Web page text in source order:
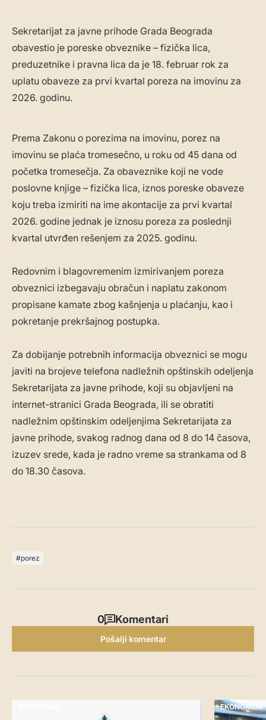
Sekretarijat za javne prihode Grada Beograda
obavestio je poreske obveznike – fizička lica,
preduzetnike i pravna lica da je 18. februar rok za
uplatu obaveze za prvi kvartal poreza na imovinu za
2026. godinu.
Prema Zakonu o porezima na imovinu, porez na
imovinu se plaća tromesečno, u roku od 45 dana od
početka tromesečja. Za obaveznike koji ne vode
poslovne knjige – fizička lica, iznos poreske obaveze
koju treba izmiriti na ime akontacije za prvi kvartal
2026. godine jednak je iznosu poreza za poslednji
kvartal utvrđen rešenjem za 2025. godinu.
Redovnim i blagovremenim izmirivanjem poreza
obveznici izbegavaju obračun i naplatu zakonom
propisane kamate zbog kašnjenja u plaćanju, kao i
pokretanje prekršajnog postupka.
Za dobijanje potrebnih informacija obveznici se mogu
javiti na brojeve telefona nadležnih opštinskih odeljenja
Sekretarijata za javne prihode, koji su objavljeni na
internet-stranici Grada Beograda, ili se obratiti
nadležnim opštinskim odeljenjima Sekretarijata za
javne prihode, svakog radnog dana od 8 do 14 časova,
izuzev srede, kada je radno vreme sa strankama od 8
do 18.30 časova.
porez
0 Komentari
Pošalji komentar
EKONOMIJA